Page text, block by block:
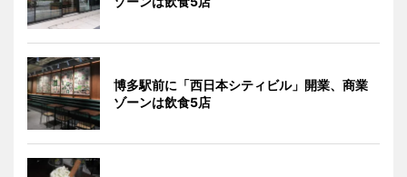
博多駅前に「西日本シティビル」開業、商業
ゾーンは飲食5店